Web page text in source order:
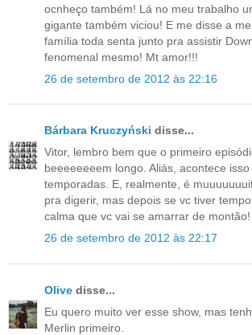
ocnheço também! Lá no meu trabalho
gigante também viciou! E me disse a
família toda senta junto pra assistir
fenomenal mesmo! Mt amor!!!
26 de setembro de 2012 às 22:16
Bárbara Kruczyński disse...
Vitor, lembro bem que o primeiro
beeeeeeeem longo. Aliás, acontece
temporadas. E, realmente, é
pra digerir, mas depois se vc tiver
calma que vc vai se amarrar de montão!
26 de setembro de 2012 às 22:17
Olive disse...
Eu quero muito ver esse show, mas
Merlin primeiro.